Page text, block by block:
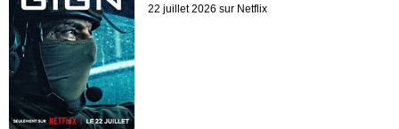
22 juillet 2026 sur Netflix